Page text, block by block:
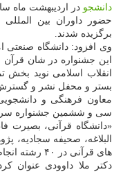
دانشجو در اردیبهشت ماه
برگزیده شدند.
وی افزود: دانشگاه صنعتی
این جشنواره در شان قرآن
انقلاب اسلامی نوید بخش
بستر و محفل نشر و
معاون فرهنگی و
سی و ششمین جشنواره
البلاغه، صحیفه سجادیه،
های قرآنی در ۴۰ رشته انجام شد.